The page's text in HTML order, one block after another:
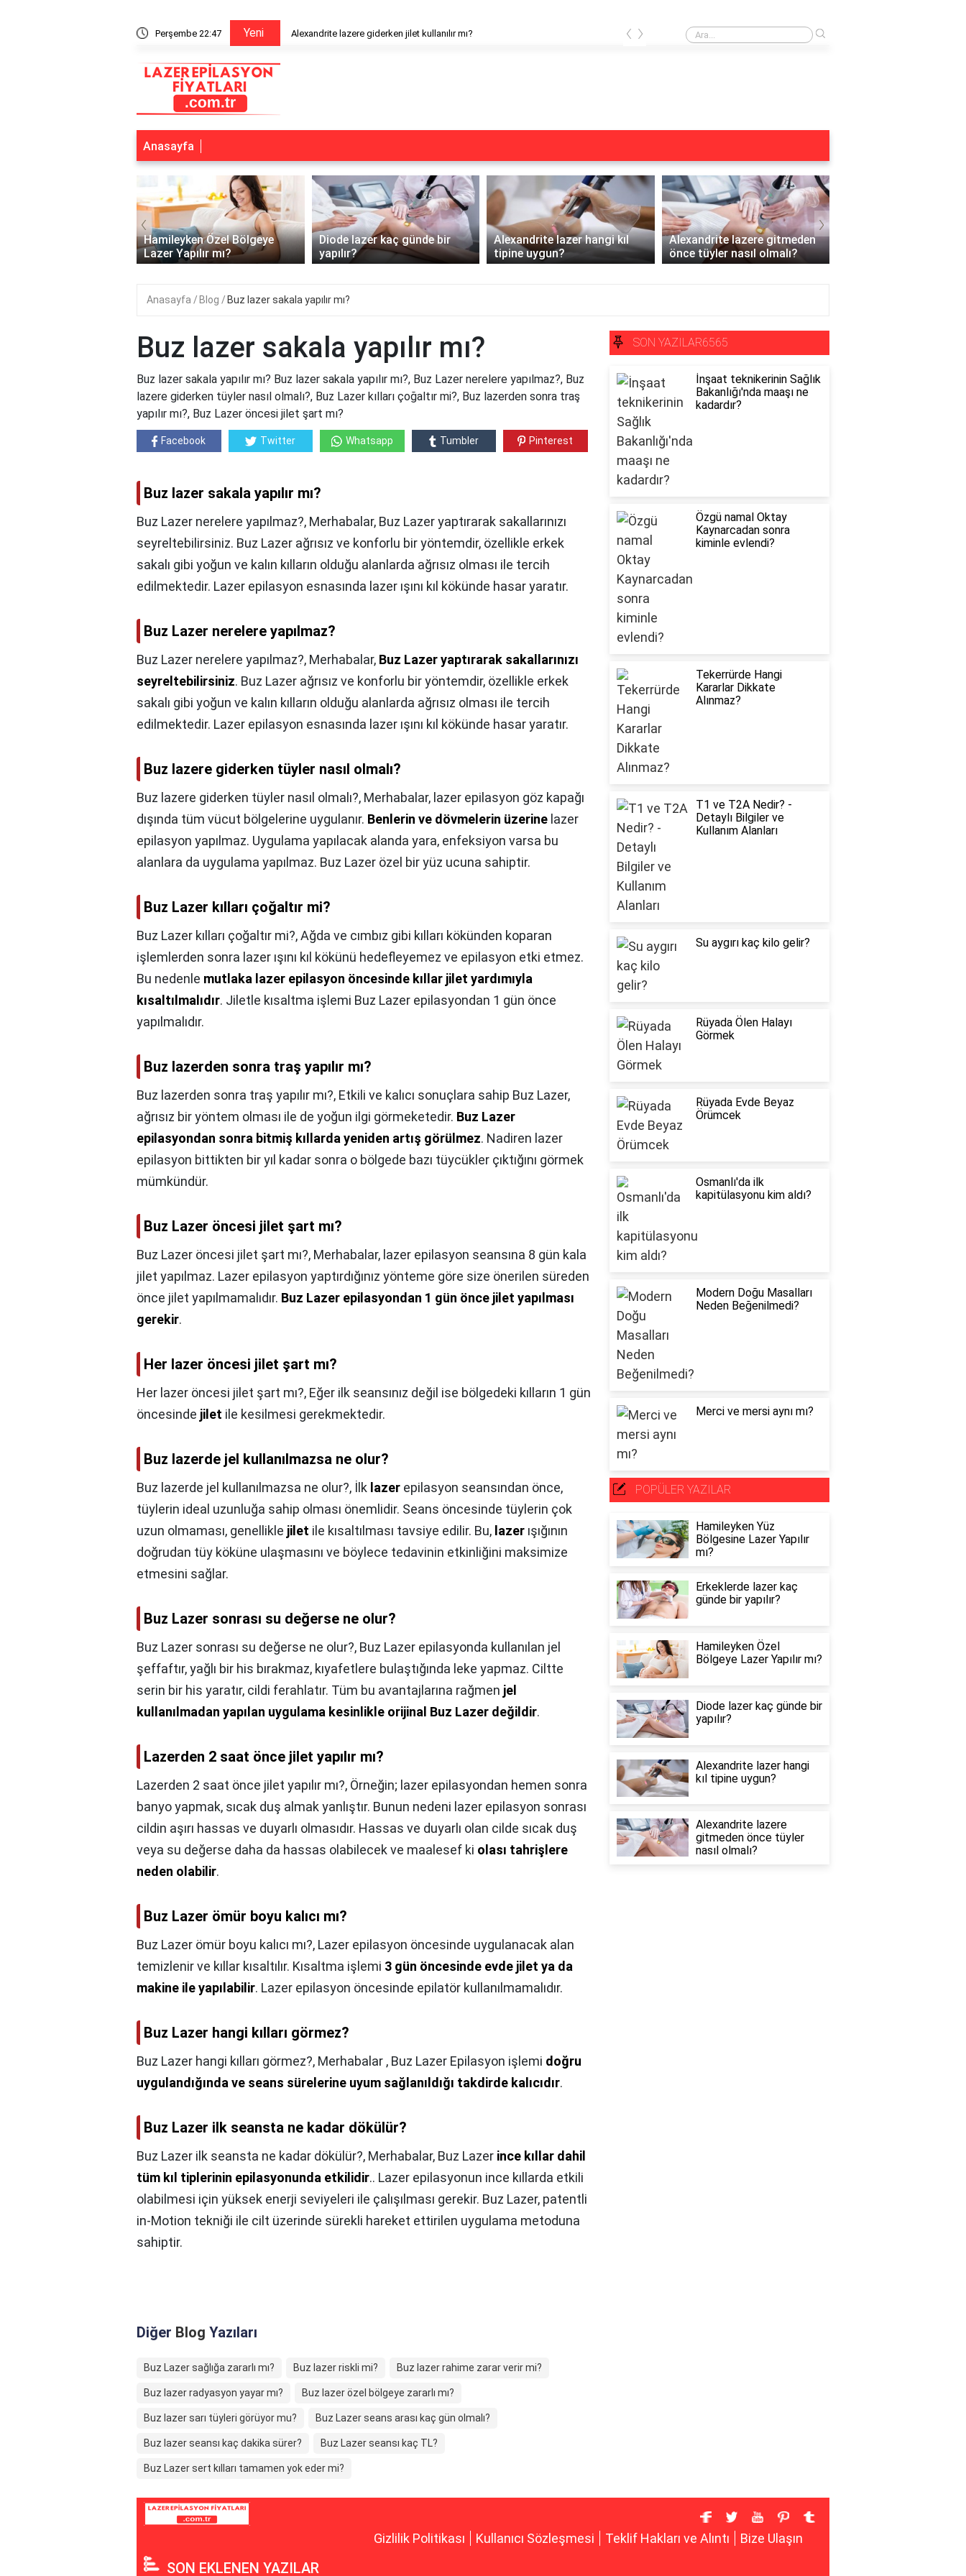
Perşembe 22:47 Yeni Alexandrite lazere giderken jilet kullanılır mı? Buz lazer öncesi duş alınır mı?
‹ ›
Anasayfa
Hamileyken Özel Bölgeye
Lazer Yapılır mı?
Diode lazer kaç günde bir
yapılır?
Alexandrite lazer hangi kıl
tipine uygun?
Alexandrite lazere gitmeden
önce tüyler nasıl olmalı?
‹ ›
Anasayfa Blog Buz lazer sakala yapılır mı?
Buz lazer sakala yapılır mı?
Buz lazer sakala yapılır mı? Buz lazer sakala yapılır mı?, Buz Lazer nerelere yapılmaz?, Buz
lazere giderken tüyler nasıl olmalı?, Buz Lazer kılları çoğaltır mi?, Buz lazerden sonra traş
yapılır mı?, Buz Lazer öncesi jilet şart mı?
Facebook Twitter Whatsapp Tumbler Pinterest
Buz lazer sakala yapılır mı?
Buz Lazer nerelere yapılmaz?, Merhabalar, Buz Lazer yaptırarak sakallarınızı
seyreltebilirsiniz. Buz Lazer ağrısız ve konforlu bir yöntemdir, özellikle erkek
sakalı gibi yoğun ve kalın kılların olduğu alanlarda ağrısız olması ile tercih
edilmektedir. Lazer epilasyon esnasında lazer ışını kıl kökünde hasar yaratır.
Buz Lazer nerelere yapılmaz?
Buz Lazer nerelere yapılmaz?, Merhabalar, Buz Lazer yaptırarak sakallarınızı
seyreltebilirsiniz. Buz Lazer ağrısız ve konforlu bir yöntemdir, özellikle erkek
sakalı gibi yoğun ve kalın kılların olduğu alanlarda ağrısız olması ile tercih
edilmektedir. Lazer epilasyon esnasında lazer ışını kıl kökünde hasar yaratır.
Buz lazere giderken tüyler nasıl olmalı?
Buz lazere giderken tüyler nasıl olmalı?, Merhabalar, lazer epilasyon göz kapağı
dışında tüm vücut bölgelerine uygulanır. Benlerin ve dövmelerin üzerine lazer
epilasyon yapılmaz. Uygulama yapılacak alanda yara, enfeksiyon varsa bu
alanlara da uygulama yapılmaz. Buz Lazer özel bir yüz ucuna sahiptir.
Buz Lazer kılları çoğaltır mi?
Buz Lazer kılları çoğaltır mi?,Ağda ve cımbız gibi kılları kökünden koparan
işlemlerden sonra lazer ışını kıl kökünü hedefleyemez ve epilasyon etki etmez.
Bu nedenle mutlaka lazer epilasyon öncesinde kıllar jilet yardımıyla
kısaltılmalıdır. Jiletle kısaltma işlemi Buz Lazer epilasyondan 1 gün önce
yapılmalıdır.
Buz lazerden sonra traş yapılır mı?
Buz lazerden sonra traş yapılır mı?, Etkili ve kalıcı sonuçlara sahip Buz Lazer,
ağrısız bir yöntem olması ile de yoğun ilgi görmeketedir. Buz Lazer
epilasyondan sonra bitmiş kıllarda yeniden artış görülmez. Nadiren lazer
epilasyon bittikten bir yıl kadar sonra o bölgede bazı tüycükler çıktığını görmek
mümkündür.
Buz Lazer öncesi jilet şart mı?
Buz Lazer öncesi jilet şart mı?, Merhabalar, lazer epilasyon seansına 8 gün kala
jilet yapılmaz. Lazer epilasyon yaptırdığınız yönteme göre size önerilen süreden
önce jilet yapılmamalıdır. Buz Lazer epilasyondan 1 gün önce jilet yapılması
gerekir.
Her lazer öncesi jilet şart mı?
Her lazer öncesi jilet şart mı?, Eğer ilk seansınız değil ise bölgedeki kılların 1 gün
öncesinde jilet ile kesilmesi gerekmektedir.
Buz lazerde jel kullanılmazsa ne olur?
Buz lazerde jel kullanılmazsa ne olur?, İlk lazer epilasyon seansından önce,
tüylerin ideal uzunluğa sahip olması önemlidir. Seans öncesinde tüylerin çok
uzun olmaması, genellikle jilet ile kısaltılması tavsiye edilir. Bu, lazer ışığının
doğrudan tüy köküne ulaşmasını ve böylece tedavinin etkinliğini maksimize
etmesini sağlar.
Buz Lazer sonrası su değerse ne olur?
Buz Lazer sonrası su değerse ne olur?, Buz Lazer epilasyonda kullanılan jel
şeffaftır, yağlı bir his bırakmaz, kıyafetlere bulaştığında leke yapmaz. Ciltte
serin bir his yaratır, cildi ferahlatır. Tüm bu avantajlarına rağmen jel
kullanılmadan yapılan uygulama kesinlikle orijinal Buz Lazer değildir.
Lazerden 2 saat önce jilet yapılır mı?
Lazerden 2 saat önce jilet yapılır mı?, Örneğin; lazer epilasyondan hemen sonra
banyo yapmak, sıcak duş almak yanlıştır. Bunun nedeni lazer epilasyon sonrası
cildin aşırı hassas ve duyarlı olmasıdır. Hassas ve duyarlı olan cilde sıcak duş
veya su değerse daha da hassas olabilecek ve maalesef ki olası tahrişlere
neden olabilir.
Buz Lazer ömür boyu kalıcı mı?
Buz Lazer ömür boyu kalıcı mı?, Lazer epilasyon öncesinde uygulanacak alan
temizlenir ve kıllar kısaltılır. Kısaltma işlemi 3 gün öncesinde evde jilet ya da
makine ile yapılabilir. Lazer epilasyon öncesinde epilatör kullanılmamalıdır.
Buz Lazer hangi kılları görmez?
Buz Lazer hangi kılları görmez?, Merhabalar , Buz Lazer Epilasyon işlemi doğru
uygulandığında ve seans sürelerine uyum sağlanıldığı takdirde kalıcıdır.
Buz Lazer ilk seansta ne kadar dökülür?
Buz Lazer ilk seansta ne kadar dökülür?, Merhabalar, Buz Lazer ince kıllar dahil
tüm kıl tiplerinin epilasyonunda etkilidir.. Lazer epilasyonun ince kıllarda etkili
olabilmesi için yüksek enerji seviyeleri ile çalışılması gerekir. Buz Lazer, patentli
in-Motion tekniği ile cilt üzerinde sürekli hareket ettirilen uygulama metoduna
sahiptir.
Diğer Blog Yazıları
Buz Lazer sağlığa zararlı mı? Buz lazer riskli mi? Buz lazer rahime zarar verir mi?
Buz lazer radyasyon yayar mı? Buz lazer özel bölgeye zararlı mı?
Buz lazer sarı tüyleri görüyor mu? Buz Lazer seans arası kaç gün olmalı?
Buz lazer seansı kaç dakika sürer? Buz Lazer seansı kaç TL?
Buz Lazer sert kılları tamamen yok eder mi?
SON YAZILAR6565
İnşaat teknikerinin Sağlık
Bakanlığı'nda maaşı ne
kadardır?
Özgü namal Oktay
Kaynarcadan sonra
kiminle evlendi?
Tekerrürde Hangi
Kararlar Dikkate
Alınmaz?
T1 ve T2A Nedir? -
Detaylı Bilgiler ve
Kullanım Alanları
Su aygırı kaç kilo gelir?
Rüyada Ölen Halayı
Görmek
Rüyada Evde Beyaz
Örümcek
Osmanlı'da ilk
kapitülasyonu kim aldı?
Modern Doğu Masalları
Neden Beğenilmedi?
Merci ve mersi aynı mı?
POPÜLER YAZILAR
Hamileyken Yüz
Bölgesine Lazer Yapılır
mı?
Erkeklerde lazer kaç
günde bir yapılır?
Hamileyken Özel
Bölgeye Lazer Yapılır mı?
Diode lazer kaç günde bir
yapılır?
Alexandrite lazer hangi
kıl tipine uygun?
Alexandrite lazere
gitmeden önce tüyler
nasıl olmalı?
Gizlilik Politikası Kullanıcı Sözleşmesi Teklif Hakları ve Alıntı Bize Ulaşın
SON EKLENEN YAZILAR